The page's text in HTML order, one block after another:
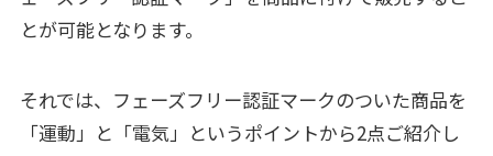
とが可能となります。
それでは、フェーズフリー認証マークのついた商品を
「運動」と「電気」というポイントから2点ご紹介し